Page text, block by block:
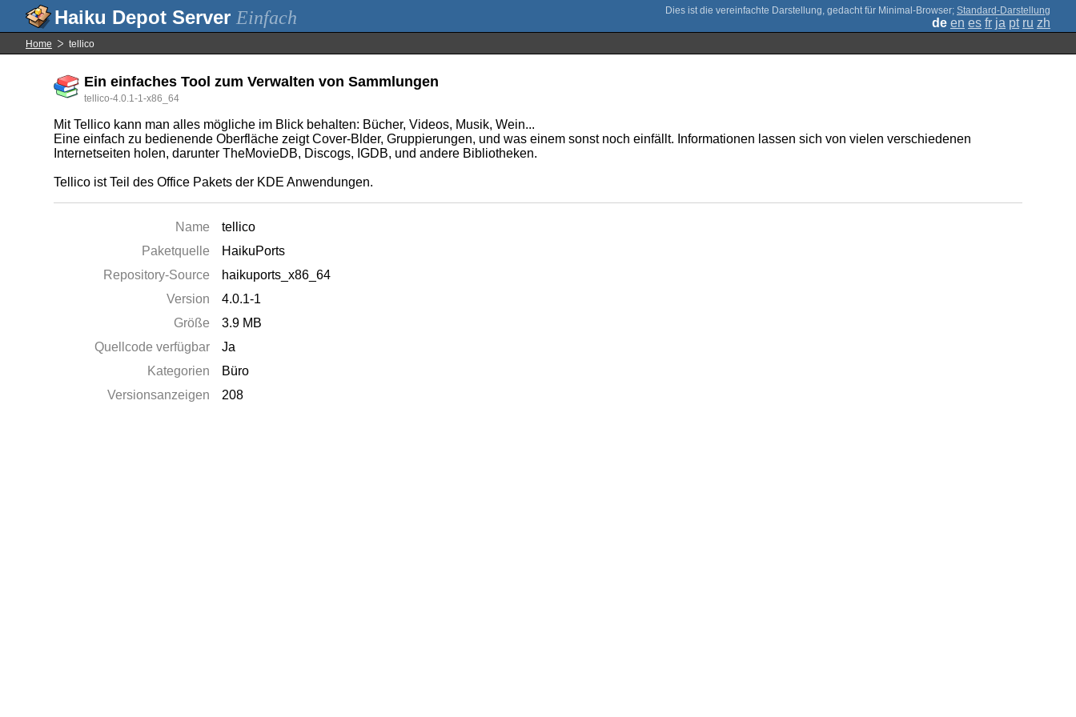
Einfach ; Standard-Darstellung
de en es fr ja pt ru zh
Home tellico
Ein einfaches Tool zum Verwalten von Sammlungen
tellico-4.0.1-1-x86_64
Mit Tellico kann man alles mögliche im Blick behalten: Bücher, Videos, Musik, Wein...
Eine einfach zu bedienende Oberfläche zeigt Cover-Blder, Gruppierungen, und was einem sonst noch einfällt. Informationen lassen sich von vielen verschiedenen
Internetseiten holen, darunter TheMovieDB, Discogs, IGDB, und andere Bibliotheken.
Tellico ist Teil des Office Pakets der KDE Anwendungen.
Name
tellico
Paketquelle
HaikuPorts
Repository-Source
haikuports_x86_64
Version
4.0.1-1
Größe
3.9 MB
Quellcode verfügbar
Ja
Kategorien
Büro
Versionsanzeigen
208